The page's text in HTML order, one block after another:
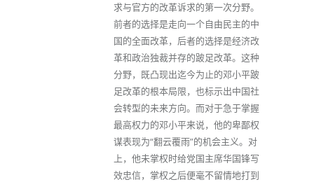
求与官方的改革诉求的第一次分野。
前者的选择是走向一个自由民主的中
国的全面改革，后者的选择是经济改
革和政治独裁并存的跛足改革。这种
分野，既凸现出迄今为止的邓小平跛
足改革的根本局限，也标示出中国社
会转型的未来方向。而对于急于掌握
最高权力的邓小平来说，他的卑鄙权
谋表现为“翻云覆雨”的机会主义。对
上，他未掌权时给党国主席华国锋写
效忠信，掌权之后便毫不留情地打到